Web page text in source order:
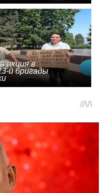
акция в
й бригады